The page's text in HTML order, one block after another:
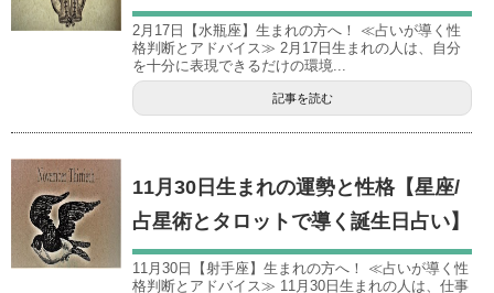
2月17日【水瓶座】生まれの方へ！ ≪占いが導く性
格判断とアドバイス≫ 2月17日生まれの人は、自分
を十分に表現できるだけの環境...
記事を読む
11月30日生まれの運勢と性格【星座/
占星術とタロットで導く誕生日占い】
11月30日【射手座】生まれの方へ！ ≪占いが導く性
格判断とアドバイス≫ 11月30日生まれの人は、仕事